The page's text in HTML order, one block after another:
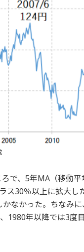
で、5年MA（移動
ス30％以上に拡大し
なかった。ちなみ
1980年以降では3度